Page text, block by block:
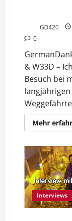
GD420
0
& W33D –
Besuch bei
Mehr
Interviews